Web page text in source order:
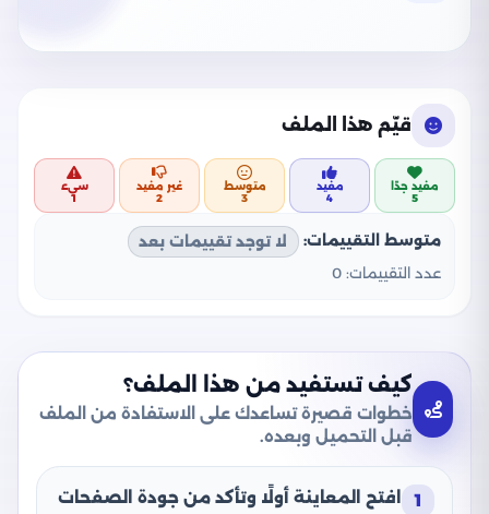
قيّم هذا الملف
مفيد جدًا
5
مفيد
4
متوسط
3
غير مفيد
2
سيء
1
متوسط التقييمات:
لا توجد تقييمات بعد
عدد التقييمات: 0
كيف تستفيد من هذا الملف؟
خطوات قصيرة تساعدك على الاستفادة من الملف
قبل التحميل وبعده.
1 افتح المعاينة أولًا وتأكد من جودة الصفحات